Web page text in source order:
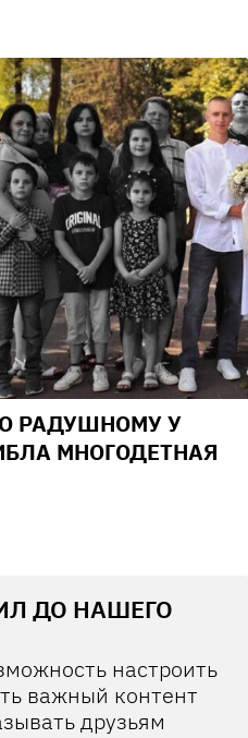
РАДУШНОМУ У
МНОГОДЕТНАЯ
ДО НАШЕГО
настроить
важный контент
друзьям